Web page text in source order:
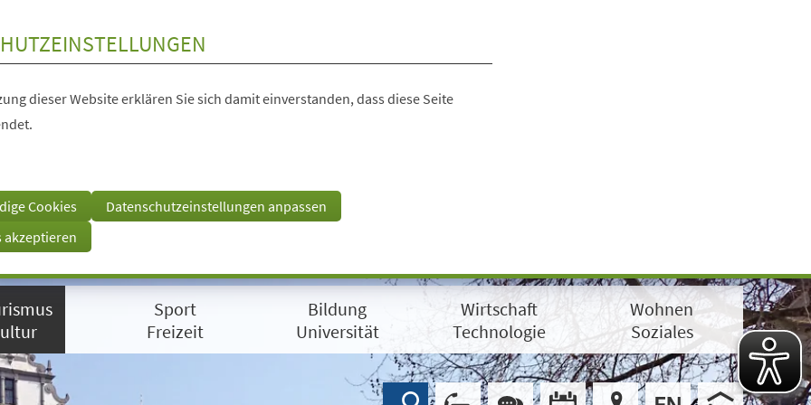
dieser Website erklären Sie sich damit einverstanden, dass diese Seite
Cookies
Datenschutzeinstellungen anpassen
akzeptieren
Sport
Freizeit
Bildung
Universität
Wirtschaft
Technologie
Wohnen
Soziales